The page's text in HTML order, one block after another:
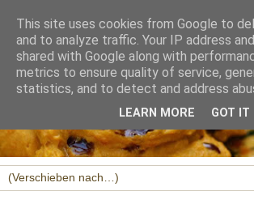
This site uses cookies from Google to
and to analyze traffic. Your IP address
shared with Google along with
metrics to ensure quality of service,
statistics, and to detect and address
LEARN MORE GOT IT